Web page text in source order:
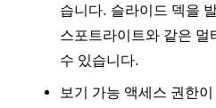
습니다. 슬라이드 덱을
스포트라이트와 같은
수 있습니다.
보기 가능 액세스 권한